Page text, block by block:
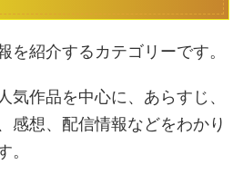
を紹介するカテゴリーです。
気作品を中心に、あらすじ、
感想、配信情報などをわかり
。